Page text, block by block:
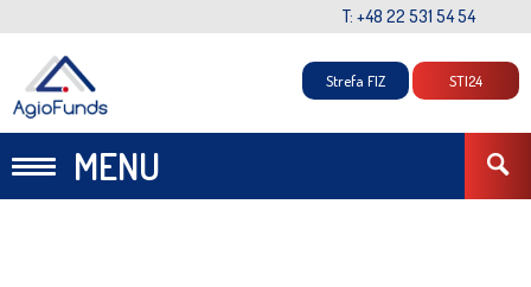
T: +48 22 531 54 54
MENU
Strefa FIZ STI24